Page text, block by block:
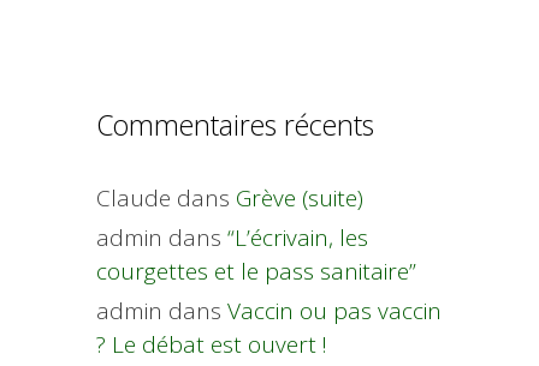
Commentaires récents
Claude dans Grève (suite)
admin dans “L’écrivain, les
courgettes et le pass sanitaire”
admin dans Vaccin ou pas vaccin
? Le débat est ouvert !